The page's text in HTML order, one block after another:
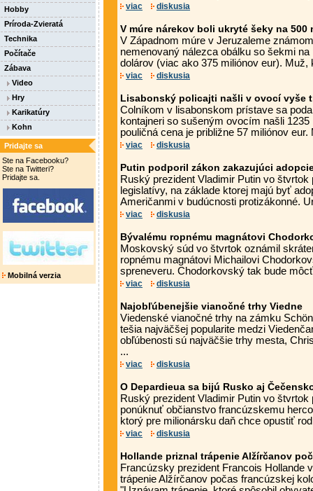
Hobby
Príroda-Zvieratá
Technika
Počítače
Zábava
Video
Hry
Karikatúry
Kohn
Pridajte sa
Ste na Facebooku?
Ste na Twitteri?
Pridajte sa.
Mobilná verzia
viac diskusia
V múre nárekov boli ukryté šeky na
V Západnom múre v Jeruzaleme
nemenovaný nálezca obálku so šekmi
dolárov (viac ako 375 miliónov eur). Muž,
viac diskusia
Lisabonský policajti našli v ovocí vyše
Colníkom v lisabonskom prístave sa
kontajneri so sušeným ovocím našli
pouličná cena je približne 57 miliónov eur.
viac diskusia
Putin podporil zákon zakazujúci
Ruský prezident Vladimir Putin vo štvrtok
legislatívy, na základe ktorej majú byť
Američanmi v budúcnosti protizákonné.
viac diskusia
Bývalému ropnému magnátovi
Moskovský súd vo štvrtok oznámil
ropnému magnátovi Michailovi
spreneveru. Chodorkovský tak bude
viac diskusia
Najobľúbenejšie vianočné trhy Viedne
Viedenské vianočné trhy na zámku
tešia najväčšej popularite medzi
obľúbenosti sú najväčšie trhy mesta,
...
viac diskusia
O Depardieua sa bijú Rusko aj
Ruský prezident Vladimir Putin vo štvrtok
ponúknuť občianstvo francúzskemu
ktorý pre milionársku daň chce opustiť
viac diskusia
Hollande priznal trápenie Alžírčanov
Francúzsky prezident Francois Hollande
trápenie Alžírčanov počas francúzskej